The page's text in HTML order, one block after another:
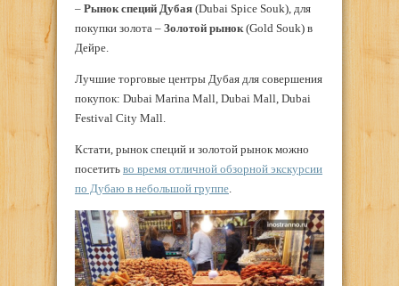
– Рынок специй Дубая (Dubai Spice Souk), для
покупки золота – Золотой рынок (Gold Souk) в
Дейре.
Лучшие торговые центры Дубая для совершения
покупок: Dubai Marina Mall, Dubai Mall, Dubai
Festival City Mall.
Кстати, рынок специй и золотой рынок можно
посетить во время отличной обзорной экскурсии
по Дубаю в небольшой группе